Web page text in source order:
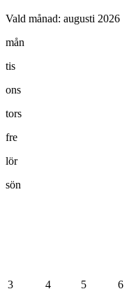
Vald månad: augusti 2026
mån
tis
ons
tors
fre
lör
sön
3 4 5 6